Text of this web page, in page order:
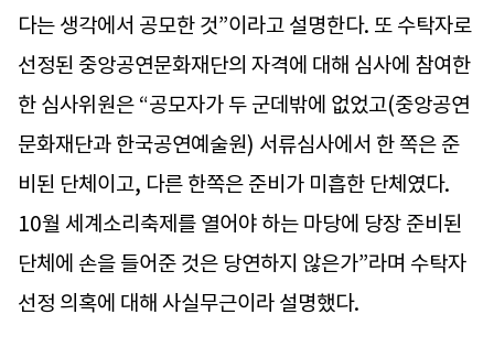
다는 생각에서 공모한 것”이라고 설명한다. 또 수탁자로
선정된 중앙공연문화재단의 자격에 대해 심사에 참여한
한 심사위원은 “공모자가 두 군데밖에 없었고(중앙공연
문화재단과 한국공연예술원) 서류심사에서 한 쪽은 준
비된 단체이고, 다른 한쪽은 준비가 미흡한 단체였다.
10월 세계소리축제를 열어야 하는 마당에 당장 준비된
단체에 손을 들어준 것은 당연하지 않은가”라며 수탁자
선정 의혹에 대해 사실무근이라 설명했다.